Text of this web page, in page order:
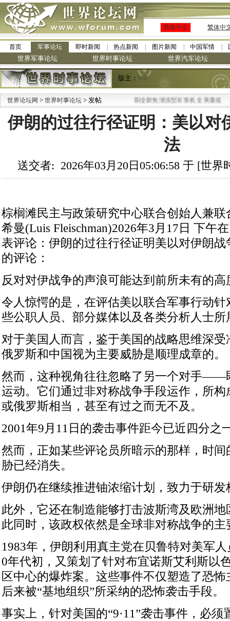
简体中文 繁体中
首页 军事论坛 即时新闻 热点新闻 图片新闻 中国军情
世界军事论坛 世界时事论坛 世界汽车论坛
版主： bob
世界论坛网 > 世界时事论坛 > 发帖
· 九阳全新免清洗型豆浆机 全美最低
伊朗的过往行径证明：美以对
法
送交者: 2026年03月20日05:06:58 于 [世
棕榈滩民主与政策研究中心联合创始人兼联
希曼(Luis Fleischman)2026年3月17日 下午
表评论：伊朗的过往行径证明美以对伊朗
的评论：
反对对伊战争的声浪可能达到前所未有的高
令人惊愕的是，在评估美以联合军事行动
些公职人员、部分媒体以及各类分析人士
对于美国人而言，鉴于美国的战略思维深
俄罗斯和中国视为主要威胁是顺理成章的。
然而，这种视角往往忽略了另一个对手——
运动。它们通过非对称战争手段运作，所
或俄罗斯相当，甚至有过之而无不及。
2001年9月11日的袭击事件距今已近四分之
然而，正如某些评论员所暗示的那样，时
胁已经消失。
伊朗仍在继续推进铀浓缩计划，致力于研发
此外，它还在制造能够打击波斯湾及欧洲
此同时，该政权依然是全球非对称战争的
1983年，伊朗利用真主党在贝鲁特对美军
0年代初，又策划了针对布宜诺斯艾利斯以
区中心的爆炸案。这些事件不仅塑造了恐
后来被“基地组织”所采纳的恐怖袭击手段。
事实上，针对美国的“9·11”袭击事件，必须